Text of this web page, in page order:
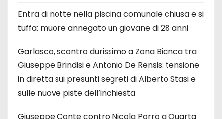
Entra di notte nella piscina comunale chiusa e si
tuffa: muore annegato un giovane di 28 anni
Garlasco, scontro durissimo a Zona Bianca tra
Giuseppe Brindisi e Antonio De Rensis: tensione
in diretta sui presunti segreti di Alberto Stasi e
sulle nuove piste dell’inchiesta
Giuseppe Conte contro Nicola Porro a Quarta